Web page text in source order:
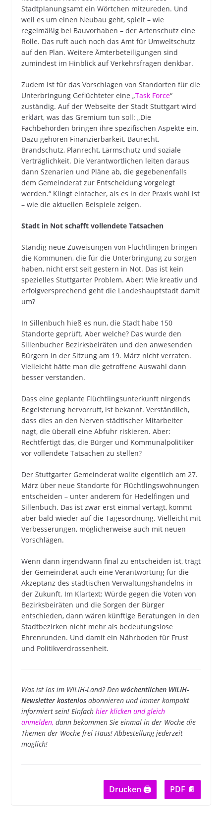
Stadtplanungsamt ein Wörtchen mitzureden. Und
weil es um einen Neubau geht, spielt – wie
regelmäßig bei Bauvorhaben – der Artenschutz eine
Rolle. Das ruft auch noch das Amt für Umweltschutz
auf den Plan. Weitere Ämterbeteiligungen sind
zumindest im Hinblick auf Verkehrsfragen denkbar.
Zudem ist für das Vorschlagen von Standorten für die
Unterbringung Geflüchteter eine „Task Force“
zuständig. Auf der Webseite der Stadt Stuttgart wird
erklärt, was das Gremium tun soll: „Die
Fachbehörden bringen ihre spezifischen Aspekte ein.
Dazu gehören Finanzierbarkeit, Baurecht,
Brandschutz, Planrecht, Lärmschutz und soziale
Verträglichkeit. Die Verantwortlichen leiten daraus
dann Szenarien und Pläne ab, die gegebenenfalls
dem Gemeinderat zur Entscheidung vorgelegt
werden.“ Klingt einfacher, als es in der Praxis wohl ist
– wie die aktuellen Beispiele zeigen.
Stadt in Not schafft vollendete Tatsachen
Ständig neue Zuweisungen von Flüchtlingen bringen
die Kommunen, die für die Unterbringung zu sorgen
haben, nicht erst seit gestern in Not. Das ist kein
spezielles Stuttgarter Problem. Aber: Wie kreativ und
erfolgversprechend geht die Landeshauptstadt damit
um?
In Sillenbuch hieß es nun, die Stadt habe 150
Standorte geprüft. Aber welche? Das wurde den
Sillenbucher Bezirksbeiräten und den anwesenden
Bürgern in der Sitzung am 19. März nicht verraten.
Vielleicht hätte man die getroffene Auswahl dann
besser verstanden.
Dass eine geplante Flüchtlingsunterkunft nirgends
Begeisterung hervorruft, ist bekannt. Verständlich,
dass dies an den Nerven städtischer Mitarbeiter
nagt, die überall eine Abfuhr riskieren. Aber:
Rechtfertigt das, die Bürger und Kommunalpolitiker
vor vollendete Tatsachen zu stellen?
Der Stuttgarter Gemeinderat wollte eigentlich am 27.
März über neue Standorte für Flüchtlingswohnungen
entscheiden – unter anderem für Hedelfingen und
Sillenbuch. Das ist zwar erst einmal vertagt, kommt
aber bald wieder auf die Tagesordnung. Vielleicht mit
Verbesserungen, möglicherweise auch mit neuen
Vorschlägen.
Wenn dann irgendwann final zu entscheiden ist, trägt
der Gemeinderat auch eine Verantwortung für die
Akzeptanz des städtischen Verwaltungshandelns in
der Zukunft. Im Klartext: Würde gegen die Voten von
Bezirksbeiräten und die Sorgen der Bürger
entschieden, dann wären künftige Beratungen in den
Stadtbezirken nicht mehr als bedeutungslose
Ehrenrunden. Und damit ein Nährboden für Frust
und Politikverdrossenheit.
Was ist los im WILIH-Land? Den wöchentlichen WILIH-
Newsletter kostenlosabonnieren und immer kompakt
informiert sein! Einfach hier klicken und gleich
anmelden, dann bekommen Sie einmal in der Woche die
Themen der Woche frei Haus! Abbestellung jederzeit
möglich!
Drucken 🖨 PDF 📄